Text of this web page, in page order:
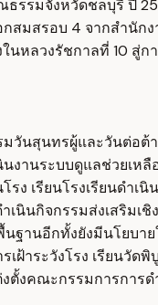
รรมจังหวัดชลบุรี ปี
มสรอบ 4 จากสำนั
หลวงรัชกาลที่ 10
นสุนทรผู้และวันต่อ
านระบบดูแลช่วยเ
เรียนโรงเรียนดำ
นินกิจกรรมส่งเสริ
านอีกทั้งยังมีนโยบ
ระวังโรง เรียนวัด
คณะกรรมการการ